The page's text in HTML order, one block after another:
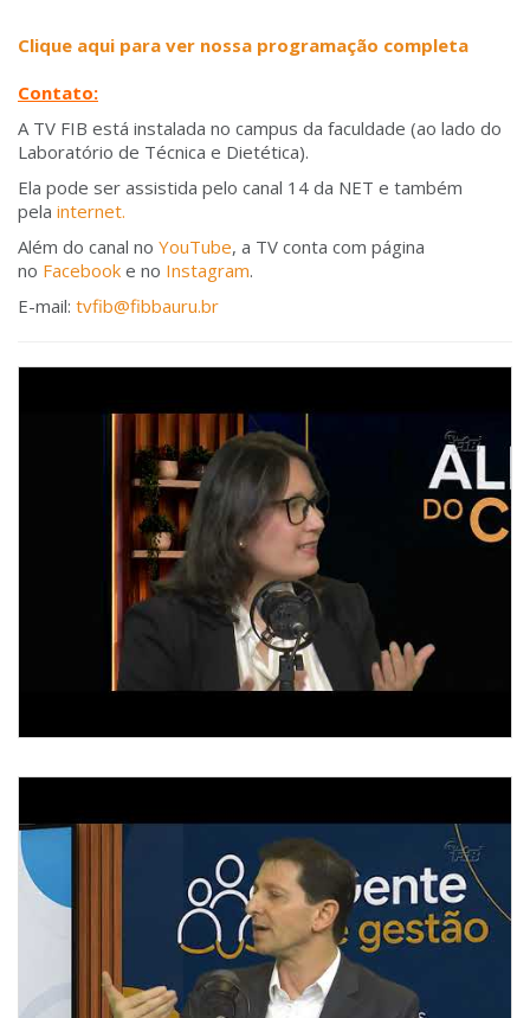
Clique aqui para ver nossa programação completa
Contato:
A TV FIB está instalada no campus da faculdade (ao lado do
Laboratório de Técnica e Dietética).
Ela pode ser assistida pelo canal 14 da NET e também
pela internet.
Além do canal no YouTube, a TV conta com página
no Facebook e no Instagram.
E-mail: tvfib@fibbauru.br